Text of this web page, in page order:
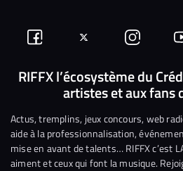
Suivez-
nous
Facebook
Suivez-
nous
sur
Twitter
Nous
sur
RIFFX l’écosystème du
artistes et aux fans
Actus, tremplins, jeux concours, web
aide à la professionnalisation,
mise en avant de talents… RIFFX c’est
aiment et ceux qui font la musique.